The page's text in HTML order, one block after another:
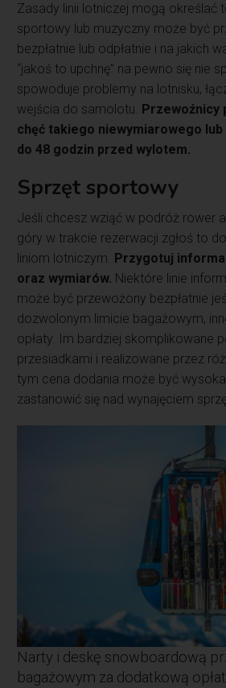
Zasady linii lotniczej mogą określać
sportowy lub muzyczny może być
bezpłatnie lub odpłatnie i na jakich
“jakoś to upchnę” na pewno się nie
spowoduje problemy na lotnisku,
wejścia do samolotu. Przewoźnicy
chęć takiego niewymiarowego
do 48 godzin przed wylotem.
Sprzęt sportowy
Jeśli chcesz wziąć w podróż rower
góry w trakcie rezerwacji zgłoś to
liniom lotniczym. Przygotuj
oraz wymiarów. Niektóre linie
może być przewożony bezpłatnie
dozwolonym limicie bagażowym,
opłaty. Im bardziej skomplikowane
przesiadkami i realizowane przez
tym cena dodania może być
zastanowić się nad wynajęciem
Narty i deskę snowboardową
bagażowym za dodatkową